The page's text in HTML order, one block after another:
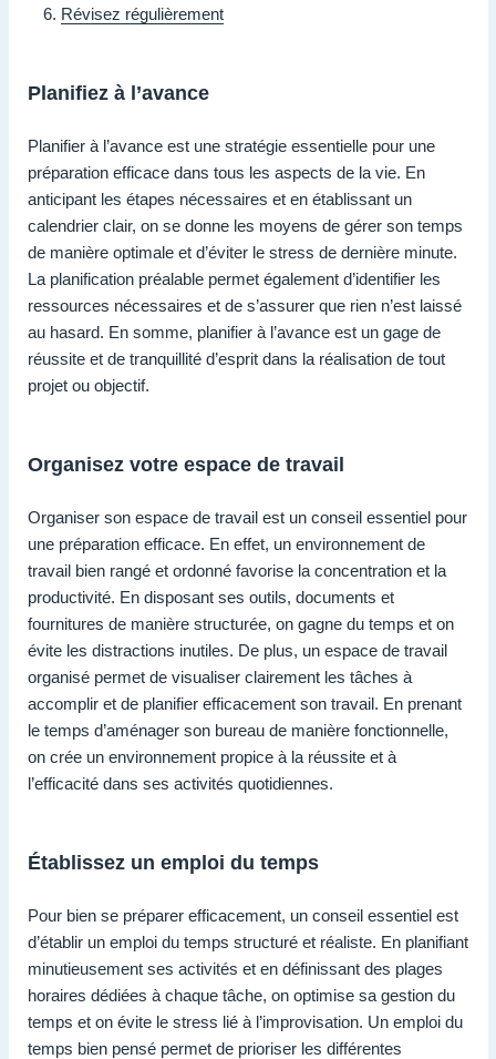
Révisez régulièrement
Planifiez à l’avance
Planifier à l’avance est une stratégie essentielle pour une
préparation efficace dans tous les aspects de la vie. En
anticipant les étapes nécessaires et en établissant un
calendrier clair, on se donne les moyens de gérer son temps
de manière optimale et d’éviter le stress de dernière minute.
La planification préalable permet également d’identifier les
ressources nécessaires et de s’assurer que rien n’est laissé
au hasard. En somme, planifier à l’avance est un gage de
réussite et de tranquillité d’esprit dans la réalisation de tout
projet ou objectif.
Organisez votre espace de travail
Organiser son espace de travail est un conseil essentiel pour
une préparation efficace. En effet, un environnement de
travail bien rangé et ordonné favorise la concentration et la
productivité. En disposant ses outils, documents et
fournitures de manière structurée, on gagne du temps et on
évite les distractions inutiles. De plus, un espace de travail
organisé permet de visualiser clairement les tâches à
accomplir et de planifier efficacement son travail. En prenant
le temps d’aménager son bureau de manière fonctionnelle,
on crée un environnement propice à la réussite et à
l’efficacité dans ses activités quotidiennes.
Établissez un emploi du temps
Pour bien se préparer efficacement, un conseil essentiel est
d’établir un emploi du temps structuré et réaliste. En planifiant
minutieusement ses activités et en définissant des plages
horaires dédiées à chaque tâche, on optimise sa gestion du
temps et on évite le stress lié à l’improvisation. Un emploi du
temps bien pensé permet de prioriser les différentes